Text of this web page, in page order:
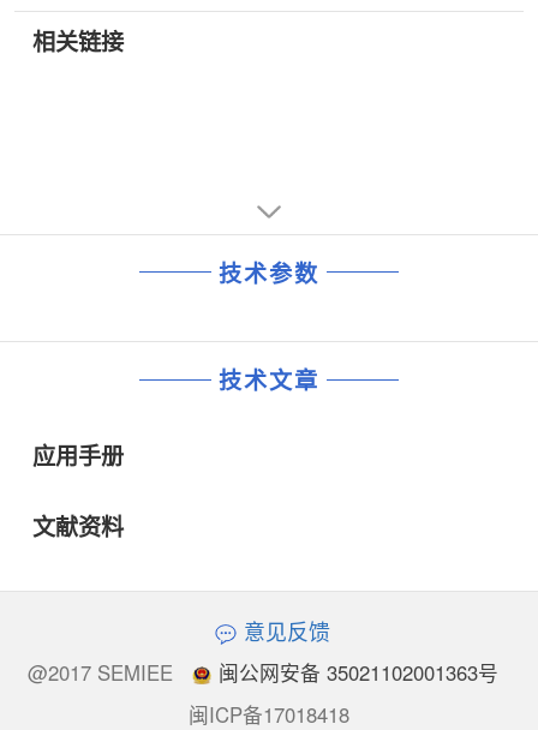
相关链接
技术参数
技术文章
应用手册
文献资料
意见反馈
@2017 SEMIEE
闽公网安备 35021102001363号
闽ICP备17018418